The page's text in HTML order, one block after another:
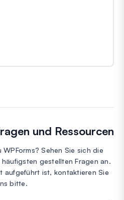
und Ressourcen
Sehen Sie sich die
gestellten Fragen an.
aufgeführt ist, kontaktieren Sie
bitte.